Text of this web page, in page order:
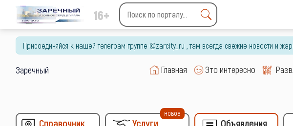
16+
Type 2 or more characters
for results.
Присоединяйся к нашей телеграм группе @zarcity_ru , там всегда свежие новости и
Заречный Главная Это интересно
Справочник Услуги
новое
Объявления